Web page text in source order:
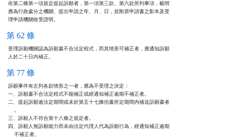
依第二條第一項規定提起訴願者，第一項第三款、第六款所列事項，載明
應為行政處分之機關、提出申請之年、月、日，並附原申請書之影本及受
理申請機關收受證明。
第 62 條
受理訴願機關認為訴願書不合法定程式，而其情形可補正者，應通知訴願
人於二十日內補正。
第 77 條
訴願事件有左列各款情形之一者，應為不受理之決定：
一、訴願書不合法定程式不能補正或經通知補正逾期不補正者。
二、提起訴願逾法定期間或未於第五十七條但書所定期間內補送訴願書者
    。
三、訴願人不符合第十八條之規定者。
四、訴願人無訴願能力而未由法定代理人代為訴願行為，經通知補正逾期
    不補正者。